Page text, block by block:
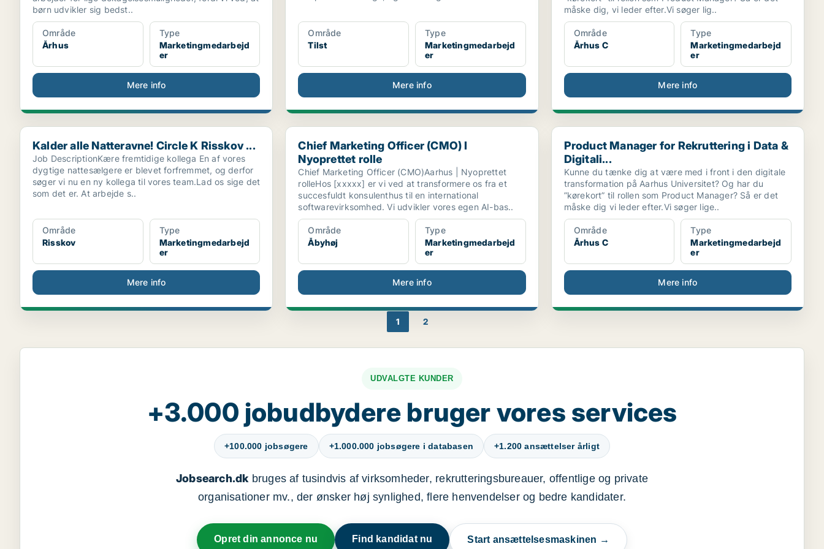
børn udvikler sig bedst..
Område
Århus
Type
Marketingmedarbejd
er
Mere info
Område
Tilst
Type
Marketingmedarbejd
er
Mere info
måske dig, vi leder efter.Vi søger lig..
Område
Århus C
Type
Marketingmedarbejd
er
Mere info
Kalder alle Natteravne! Circle K Risskov ...
Kalder alle Natteravne! Circle K Risskov ...
Job DescriptionKære fremtidige kollega En af vores
dygtige nattesælgere er blevet forfremmet, og derfor
søger vi nu en ny kollega til vores team.Lad os sige det
som det er. At arbejde s..
Område
Risskov
Type
Marketingmedarbejd
er
Mere info
Chief Marketing Officer (CMO) I Nyoprettet rolle
Chief Marketing Officer (CMO) I
Nyoprettet rolle
Chief Marketing Officer (CMO)Aarhus | Nyoprettet
rolleHos [xxxxx] er vi ved at transformere os fra et
succesfuldt konsulenthus til en international
softwarevirksomhed. Vi udvikler vores egen AI-bas..
Område
Åbyhøj
Type
Marketingmedarbejd
er
Mere info
Product Manager for Rekruttering i Data & Digitali...
Product Manager for Rekruttering i Data &
Digitali...
Kunne du tænke dig at være med i front i den digitale
transformation på Aarhus Universitet? Og har du
”kørekort” til rollen som Product Manager? Så er det
måske dig vi leder efter.Vi søger lige..
Område
Århus C
Type
Marketingmedarbejd
er
Mere info
1 2
UDVALGTE KUNDER
+3.000 jobudbydere bruger vores services
+100.000 jobsøgere +1.000.000 jobsøgere i databasen +1.200 ansættelser årligt
Jobsearch.dkbruges af tusindvis af virksomheder, rekrutteringsbureauer, offentlige og private
organisationer mv., der ønsker høj synlighed, flere henvendelser og bedre kandidater.
Opret din annonce nu Find kandidat nu Start ansættelsesmaskinen →